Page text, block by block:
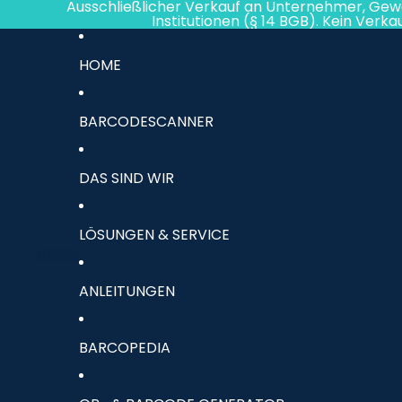
Ausschließlicher Verkauf an Unternehmer,
Institutionen (§ 14 BGB). Kein
HOME
BARCODESCANNER
DAS SIND WIR
LÖSUNGEN & SERVICE
ANLEITUNGEN
BARCOPEDIA